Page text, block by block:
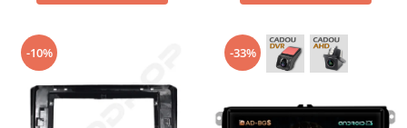
Rame adaptoare Hummer
-10% -33%